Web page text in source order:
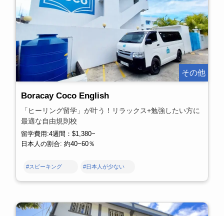
その他
Boracay Coco English
「ヒーリング留学」が叶う！リラックス+勉強したい方に
最適な自由規則校
留学費用:4週間：$1,380~
日本人の割合: 約40~60％
#スピーキング #日本人が少ない